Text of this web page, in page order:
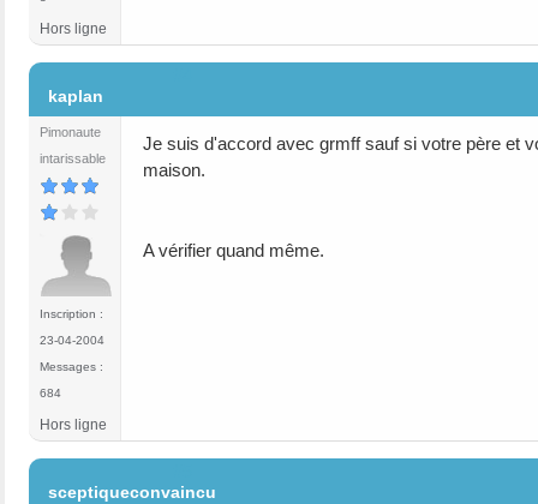
Hors ligne
kaplan
Pimonaute
intarissable
Inscription :
23-04-2004
Messages :
684
Je suis d'accord avec grmff sauf si votre père et
maison.
A vérifier quand même.
Hors ligne
sceptiqueconvaincu